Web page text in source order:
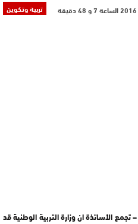
تربية وتكوين
الأساتذة ان وزارة التربية الوطنية قد